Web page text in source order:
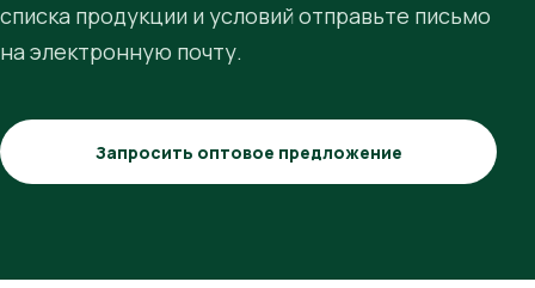
списка продукции и условий отправьте письмо
на электронную почту.
Запросить оптовое предложение